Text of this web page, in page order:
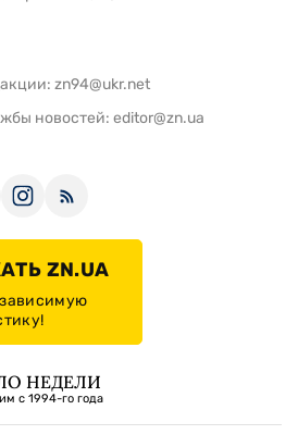
zn94@ukr.net
новостей: editor@zn.ua
ZN.UA
НЕДЕЛИ
с 1994-го года